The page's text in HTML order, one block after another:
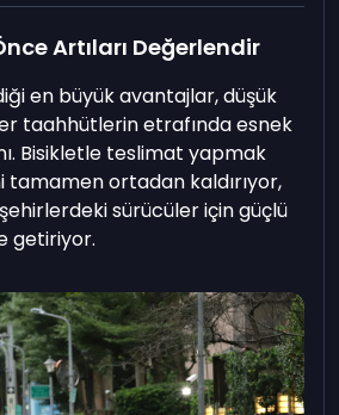
Artıları Değerlendir
en büyük avantajlar, düşük
taahhütlerin etrafında esnek
Bisikletle teslimat yapmak
tamamen ortadan kaldırıyor,
sürücüler için güçlü
getiriyor.